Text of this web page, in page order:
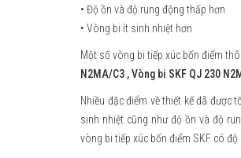
• Độ ồn và độ rung động thấp hơn
• Vòng bi ít sinh nhiệt hơn
Một số vòng bi tiếp xúc bốn điểm
N2MA/C3 ,Vòng bi SKF QJ 230
Nhiều đặc điểm về thiết kế đã được
sinh nhiệt cũng như độ ồn và độ
vòng bi tiếp xúc bốn điểm SKF có